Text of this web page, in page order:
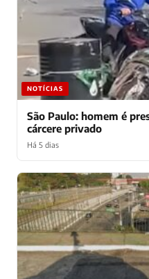
NOTÍCIAS
São Paulo: homem é
cárcere privado
Há 5 dias